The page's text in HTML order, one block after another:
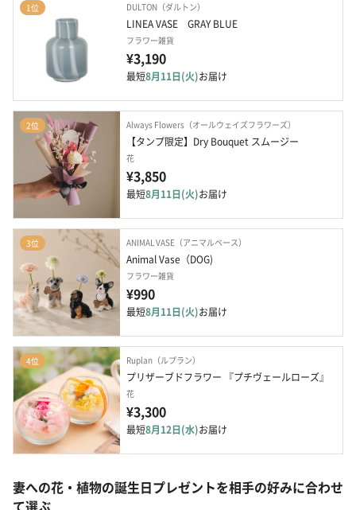
1位 DULTON（ダルトン）
LINEA VASE　GRAY BLUE
フラワー雑貨
¥3,190
最短8月11日(火)お届け
2位 Always Flowers（オールウェイズフラワーズ）
【タンプ限定】Dry Bouquet スムージー
花
¥3,850
最短8月11日(火)お届け
3位 ANIMAL VASE（アニマルベース）
Animal Vase（DOG)
フラワー雑貨
¥990
最短8月11日(火)お届け
4位 Ruplan（ルプラン）
プリザーブドフラワー 『プチヴェールローズ』
花
¥3,300
最短8月12日(水)お届け
妻への花・植物の誕生日プレゼントを相手の好みに合わせ